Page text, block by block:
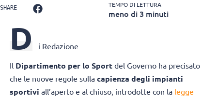
SHARE TEMPO DI LETTURA
meno di 3 minuti
D i Redazione
Il Dipartimento per lo Sport del Governo ha precisato
che le nuove regole sulla capienza degli impianti
sportivi all’aperto e al chiuso, introdotte con la legge